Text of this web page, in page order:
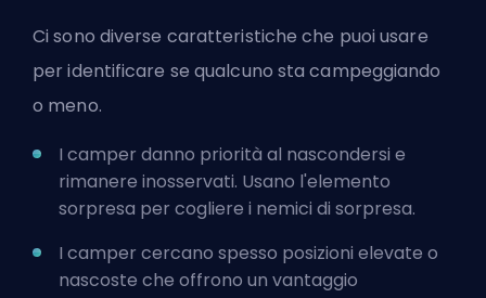
Ci sono diverse caratteristiche che puoi usare
per identificare se qualcuno sta campeggiando
o meno.
I camper danno priorità al nascondersi e
rimanere inosservati. Usano l'elemento
sorpresa per cogliere i nemici di sorpresa.
I camper cercano spesso posizioni elevate o
nascoste che offrono un vantaggio